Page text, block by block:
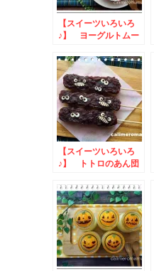
【スイーツいろいろ
♪】 ヨーグルトムー
【スイーツいろいろ
♪】 トトロのあん団